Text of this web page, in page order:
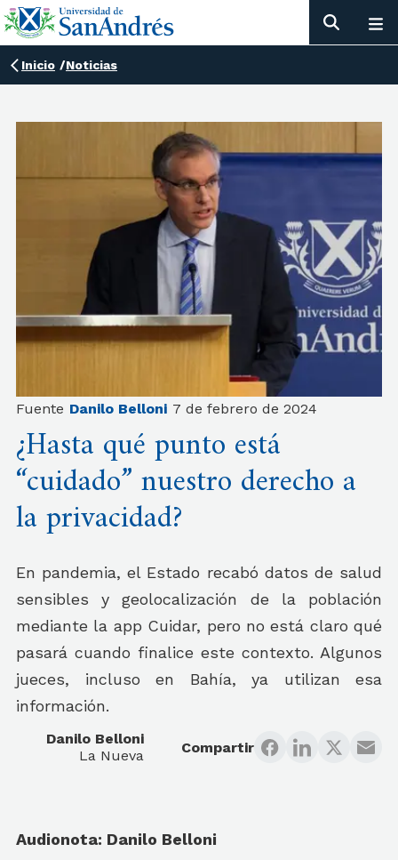
Inicio /Noticias
Fuente Danilo Belloni 7 de febrero de 2024
¿Hasta qué punto está
“cuidado” nuestro derecho a
la privacidad?
En pandemia, el Estado recabó datos de salud
sensibles y geolocalización de la población
mediante la app Cuidar, pero no está claro qué
pasará cuando finalice este contexto. Algunos
jueces, incluso en Bahía, ya utilizan esa
información.
Danilo Belloni
La Nueva
Compartir
Audionota: Danilo Belloni